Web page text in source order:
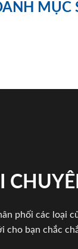
MỤC
phối các loại
cho bạn chắc